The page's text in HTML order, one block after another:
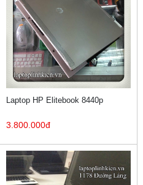
Laptop HP Elitebook 8440p
3.800.000đ